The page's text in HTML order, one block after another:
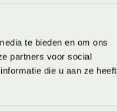
te bieden en om ons
partners voor social
die u aan ze heeft